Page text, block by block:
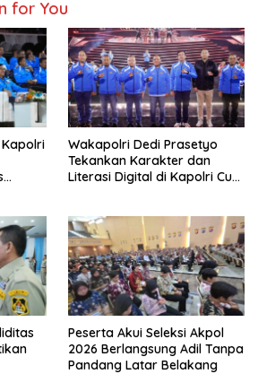
for You
Kapolri
Wakapolri Dedi Prasetyo
Tekankan Karakter dan
Literasi Digital di Kapolri Cup
Peserta Akui Seleksi Akpol
2026 Berlangsung Adil Tanpa
Pandang Latar Belakang